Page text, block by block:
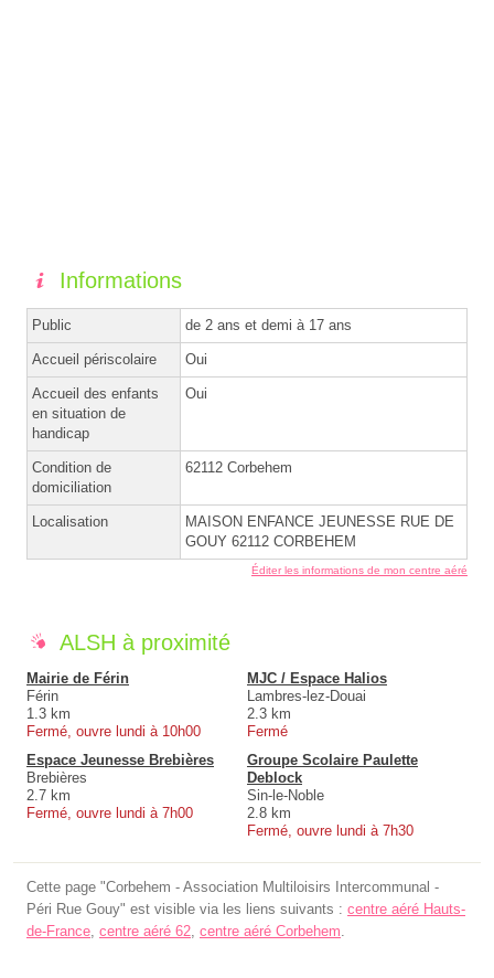
Informations
Public de 2 ans et demi à 17 ans
Accueil périscolaire Oui
Accueil des enfants
en situation de
handicap
Oui
Condition de
domiciliation
62112 Corbehem
Localisation
MAISON ENFANCE JEUNESSE RUE DE
GOUY 62112 CORBEHEM
Éditer les informations de mon centre aéré
ALSH à proximité
Mairie de Férin
Férin
1.3 km
Fermé, ouvre lundi à 10h00
MJC / Espace Halios
Lambres-lez-Douai
2.3 km
Fermé
Espace Jeunesse Brebières
Brebières
2.7 km
Fermé, ouvre lundi à 7h00
Groupe Scolaire Paulette
Deblock
Sin-le-Noble
2.8 km
Fermé, ouvre lundi à 7h30
Cette page "Corbehem - Association Multiloisirs Intercommunal -
Péri Rue Gouy" est visible via les liens suivants : centre aéré Hauts-
de-France centre aéré 62 centre aéré Corbehem